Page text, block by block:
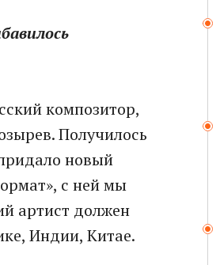
композитор,
Получилось
новый
с ней мы
артист должен
Индии, Китае.